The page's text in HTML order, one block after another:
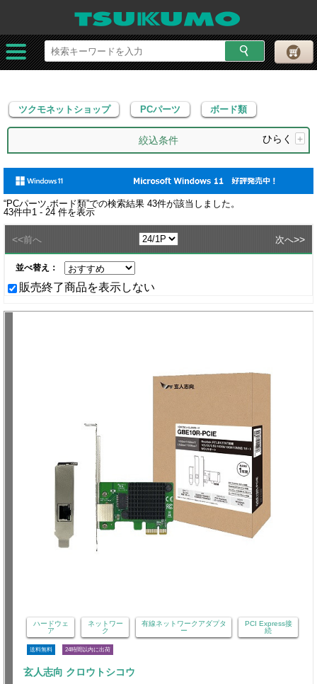
ツクモネットショップ PCパーツ
ツクモネットショップ PCパーツ ボード類
絞込条件 ひらく +
“PCパーツ,ボード類”での検索結果 43件が該当しました。
43件中1 - 24 件を表示
<<前へ 次へ>>
並べ替え：
販売終了商品を表示しない
ハードウェ
ア
ネットワー
ク
有線ネットワークアダプタ
ー
PCI Express接
続
送料無料 24時間以内に出荷
玄人志向 クロウトシコウ